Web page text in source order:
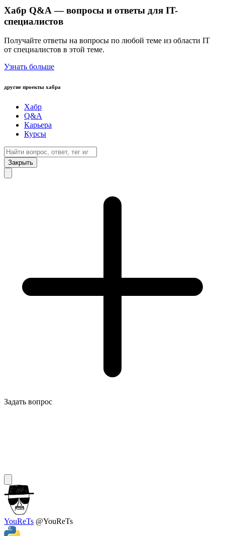
Хабр Q&A — вопросы и ответы для IT-
специалистов
Получайте ответы на вопросы по любой теме из области IT
от специалистов в этой теме.
Узнать больше
другие проекты хабра
Хабр
Q&A
Карьера
Курсы
Закрыть
Задать вопрос
YouReTs @YouReTs